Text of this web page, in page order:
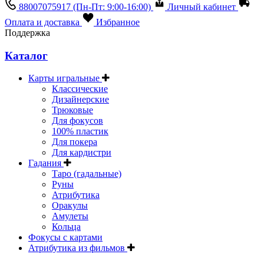
88007075917 (Пн-Пт: 9:00-16:00)
Личный кабинет
Оплата и доставка
Избранное
Поддержка
Каталог
Карты игральные
Классические
Дизайнерские
Трюковые
Для фокусов
100% пластик
Для покера
Для кардистри
Гадания
Таро (гадальные)
Руны
Атрибутика
Оракулы
Амулеты
Кольца
Фокусы с картами
Атрибутика из фильмов